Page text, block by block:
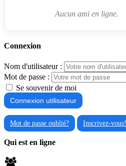
Aucun ami en ligne.
Connexion
Nom d'utilisateur :
Mot de passe :
Se souvenir de moi
Mot de passe oublié? Inscrivez-vous!
Qui est en ligne